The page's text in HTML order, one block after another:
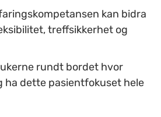
kan bidra
treffsikkerhet og
rundt bordet hvor
ha dette pasientfokuset hele